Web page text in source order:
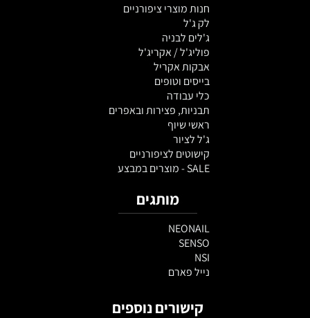
חנות מוצרי ציפורניים
לק ג'ל
ג'לים לבניה
פוליג'ל / אקריג'ל
אבקות אקריל
בייסים וטופים
כלי עבודה
תבניות, פצירות ובאפרים
ראשי שיוף
ג'ל לציור
קישוטים לציפורניים
SALE - מוצרים במבצע
מותגים
NEONAIL
SENSO
NSI
נייל פארם
קישורים נוספים